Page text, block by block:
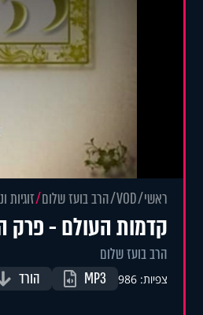
ראשי VOD הרב בועז שלום זוגיות
קדמות העולם - פרק
הרב בועז שלום
צפיות: 986 MP3 הורד